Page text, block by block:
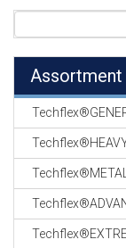
Assortment